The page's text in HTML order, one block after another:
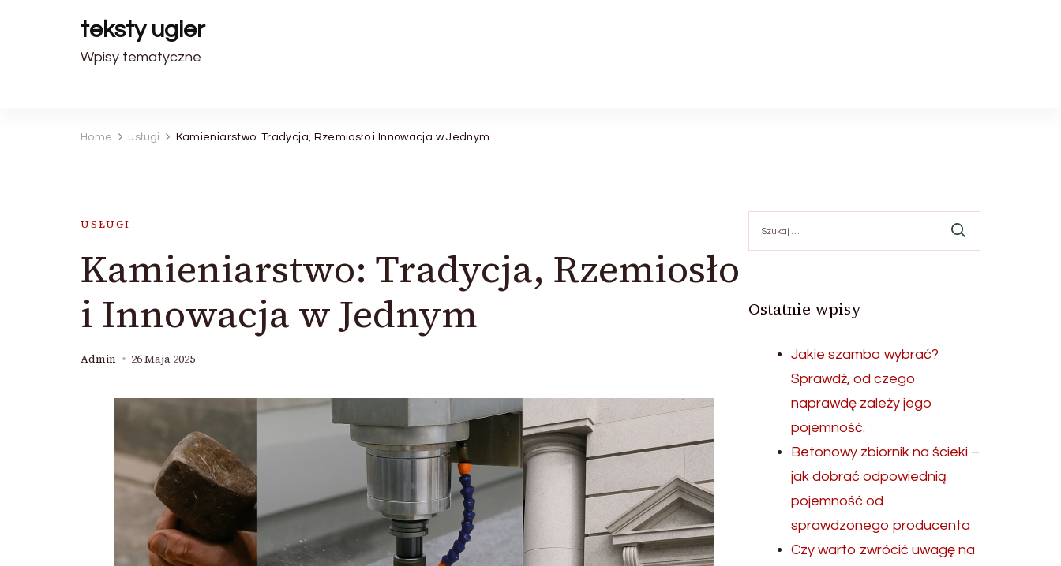
teksty ugier
Wpisy tematyczne
Home usługi Kamieniarstwo: Tradycja, Rzemiosło i Innowacja w Jednym
USŁUGI
Kamieniarstwo: Tradycja, Rzemiosło
i Innowacja w Jednym
Admin 26 Maja 2025
Ostatnie wpisy
Jakie szambo wybrać?
Sprawdź, od czego
naprawdę zależy jego
pojemność.
Betonowy zbiornik na ścieki –
jak dobrać odpowiednią
pojemność od
sprawdzonego producenta
Czy warto zwrócić uwagę na